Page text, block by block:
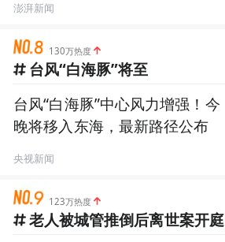
澎湃新闻
130万热度
台风“白海豚”将至
台风“白海豚”中心风力增强！今
晚将移入东海，最新路径公布
央视新闻
123万热度
老人被城管推倒后离世案开庭